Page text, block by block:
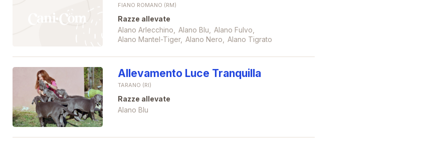
FIANO ROMANO (RM)
Razze allevate
Alano Arlecchino
Alano Blu
Alano Fulvo
Alano Mantel-Tiger
Alano Nero Alano Tigrato
Allevamento Luce Tranquilla
TARANO (RI)
Razze allevate
Alano Blu